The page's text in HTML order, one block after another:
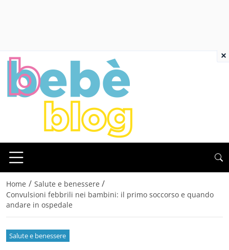
Home / Salute e benessere /
Convulsioni febbrili nei bambini: il primo soccorso e quando
andare in ospedale
Salute e benessere
×